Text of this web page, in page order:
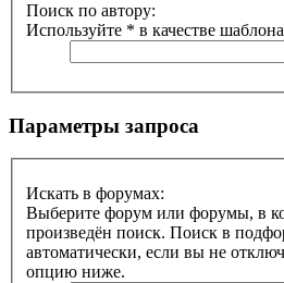
Поиск по автору:
Используйте * в качестве
Параметры запроса
Искать в форумах:
Выберите форум или форумы, в
произведён поиск. Поиск в
автоматически, если вы не
опцию ниже.